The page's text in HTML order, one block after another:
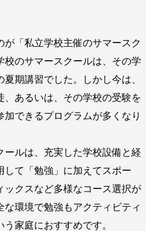
「私立学校主催のサマースク
校のサマースクールは、その学
期講習でした。しかし今は、
、あるいは、その学校の受験を
できるプログラムが多くなり
ルは、充実した学校設備と経
て「勉強」に加えてスポー
ックスなど多様なコース選択が
環境で勉強もアクティビティ
家庭におすすめです。